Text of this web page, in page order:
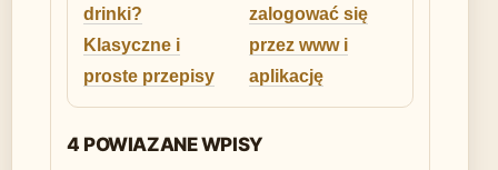
drinki?
Klasyczne i
proste przepisy
zalogować się
przez www i
aplikację
4 POWIAZANE WPISY